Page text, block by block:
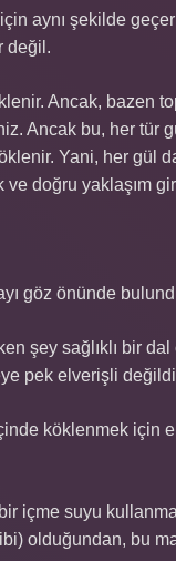
aynı şekilde
değil.
Ancak, bazen
Ancak bu, her tür
Yani, her gül
doğru yaklaşım
göz önünde
şey sağlıklı bir dal
pek elverişli
köklenmek için
içme suyu
olduğundan, bu